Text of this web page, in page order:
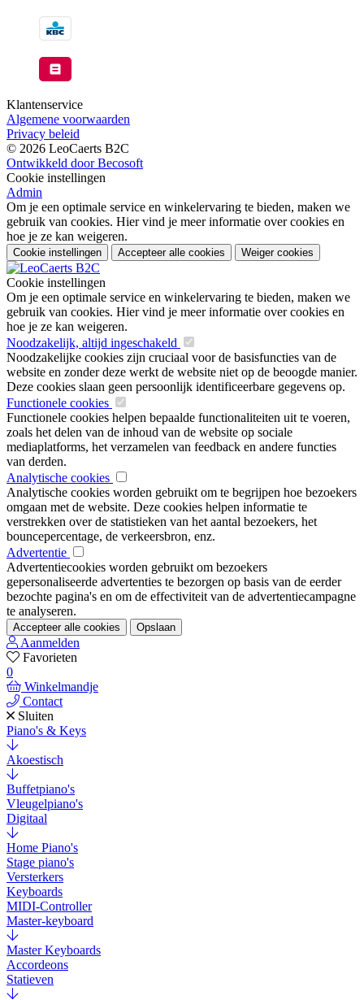
Klantenservice
Algemene voorwaarden
Privacy beleid
© 2026 LeoCaerts B2C
Ontwikkeld door Becosoft
Cookie instellingen
Admin
Om je een optimale service en winkelervaring te bieden, maken we
gebruik van cookies. Hier vind je meer informatie over cookies en
hoe je ze kan weigeren.
Cookie instellingen Accepteer alle cookies Weiger cookies
Cookie instellingen
Om je een optimale service en winkelervaring te bieden, maken we
gebruik van cookies. Hier vind je meer informatie over cookies en
hoe je ze kan weigeren.
Noodzakelijk, altijd ingeschakeld
Noodzakelijke cookies zijn cruciaal voor de basisfuncties van de
website en zonder deze werkt de website niet op de beoogde manier.
Deze cookies slaan geen persoonlijk identificeerbare gegevens op.
Functionele cookies
Functionele cookies helpen bepaalde functionaliteiten uit te voeren,
zoals het delen van de inhoud van de website op sociale
mediaplatforms, het verzamelen van feedback en andere functies
van derden.
Analytische cookies
Analytische cookies worden gebruikt om te begrijpen hoe bezoekers
omgaan met de website. Deze cookies helpen informatie te
verstrekken over de statistieken van het aantal bezoekers, het
bouncepercentage, de verkeersbron, enz.
Advertentie
Advertentiecookies worden gebruikt om bezoekers
gepersonaliseerde advertenties te bezorgen op basis van de eerder
bezochte pagina's en om de effectiviteit van de advertentiecampagne
te analyseren.
Accepteer alle cookies Opslaan
Aanmelden
Favorieten
0
Winkelmandje
Contact
Sluiten
Piano's & Keys
Akoestisch
Buffetpiano's
Vleugelpiano's
Digitaal
Home Piano's
Stage piano's
Versterkers
Keyboards
MIDI-Controller
Master-keyboard
Master Keyboards
Accordeons
Statieven